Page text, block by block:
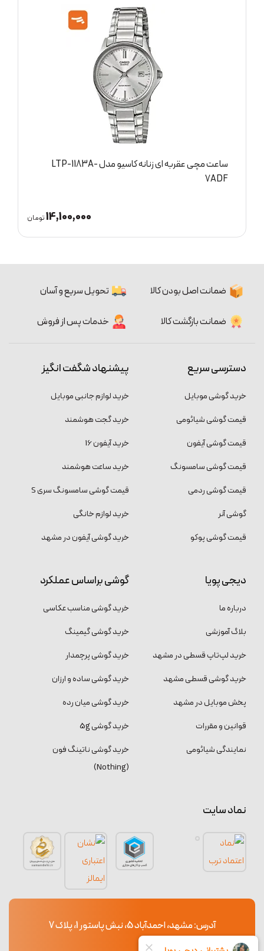
ساعت مچی عقربه ای زنانه کاسیو مدل LTP-1183A-
7ADF
14,100,000تومان
ضمانت اصل بودن کالا تحویل سریع و آسان
ضمانت بازگشت کالا خدمات پس از فروش
دسترسی سریع
خرید گوشی موبایل
قیمت گوشی شیائومی
قیمت گوشی آیفون
قیمت گوشی سامسونگ
قیمت گوشی ردمی
گوشی آنر
قیمت گوشی پوکو
پیشنهاد شگفت انگیز
خرید لوازم جانبی موبایل
خرید گجت هوشمند
خرید آیفون 16
خرید ساعت هوشمند
قیمت گوشی سامسونگ سری S
خرید لوازم خانگی
خرید گوشی آیفون در مشهد
دیجی پویا
درباره ما
بلاگ آموزشی
خرید لپ‌تاپ قسطی در مشهد
خرید گوشی قسطی مشهد
پخش موبایل در مشهد
قوانین و مقررات
نمایندگی شیائومی
گوشی براساس عملکرد
خرید گوشی مناسب عکاسی
خرید گوشی گیمینگ
خرید گوشی پرچمدار
خرید گوشی ساده و ارزان
خرید گوشی میان رده
خرید گوشی 5g
خرید گوشی ناتینگ فون
(Nothing)
نماد سایت
آدرس: مشهد، احمدآباد 5، نبش پاستور 1، پلاک 7